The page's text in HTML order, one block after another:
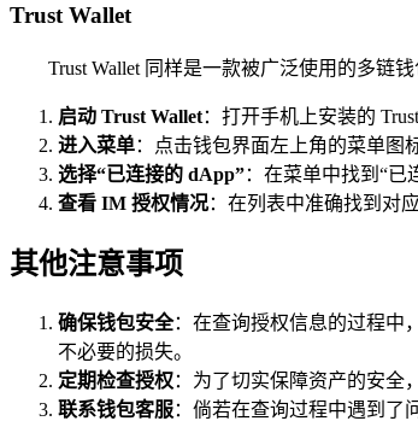
Trust Wallet
Trust Wallet 同样是一款被广泛使用的多链
启动 Trust Wallet：打开手机上安装的
进入菜单：点击钱包界面左上角的菜单图
选择“已连接的 dApp”：在菜单中找到“已
查看 IM 授权情况：在列表中准确找到对
其他注意事项
确保钱包安全：在查询授权信息的过程中
不必要的损失。
定期检查授权：为了切实保障资产的安全
联系钱包客服：倘若在查询过程中遇到了